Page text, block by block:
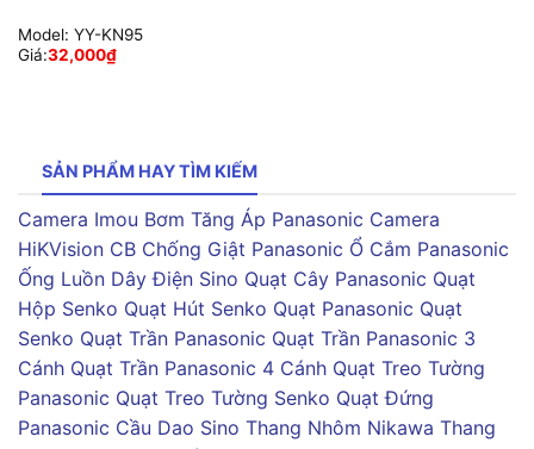
Model: YY-KN95
Giá:32,000₫
SẢN PHẨM HAY TÌM KIẾM
Camera Imou Bơm Tăng Áp Panasonic Camera
HiKVision CB Chống Giật Panasonic Ổ Cắm Panasonic
Ống Luồn Dây Điện Sino Quạt Cây Panasonic Quạt
Hộp Senko Quạt Hút Senko Quạt Panasonic Quạt
Senko Quạt Trần Panasonic Quạt Trần Panasonic 3
Cánh Quạt Trần Panasonic 4 Cánh Quạt Treo Tường
Panasonic Quạt Treo Tường Senko Quạt Đứng
Panasonic Cầu Dao Sino Thang Nhôm Nikawa Thang